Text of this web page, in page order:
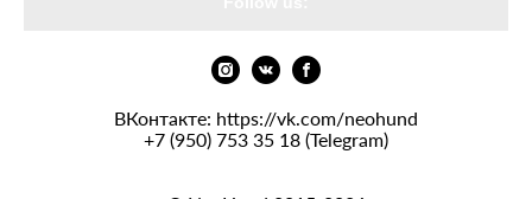
ВКонтакте: https://vk.com/neohund
+7 (950) 753 35 18 (Telegram)